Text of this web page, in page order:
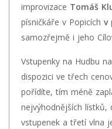
improvizace Tomáš
písničkáře v Popicích v
samozřejmě i jeho
Vstupenky na Hudbu
dispozici ve třech
pořídíte, tím méně
nejvýhodnějších lístků,
vstupenek a třetí vlna